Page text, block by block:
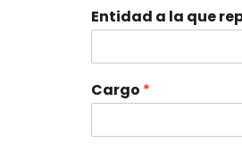
Entidad a la que
Cargo *